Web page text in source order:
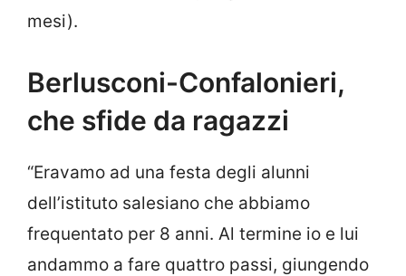
mesi).
Berlusconi-Confalonieri,
che sfide da ragazzi
“Eravamo ad una festa degli alunni
dell’istituto salesiano che abbiamo
frequentato per 8 anni. Al termine io e lui
andammo a fare quattro passi, giungendo